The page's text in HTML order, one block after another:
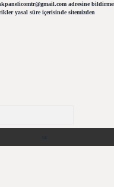
adresine
yasal süre içerisinde sitemizden